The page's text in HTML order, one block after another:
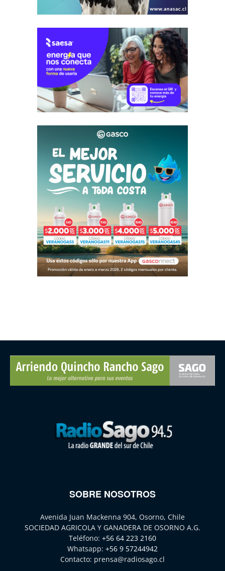
SOBRE NOSOTROS
Avenida Juan Mackenna 904, Osorno, Chile
SOCIEDAD AGRICOLA Y GANADERA DE OSORNO A.G.
Teléfono: +56 64 223 2160
Whatsapp: +56 9 57244942
Contacto: prensa@radiosago.cl